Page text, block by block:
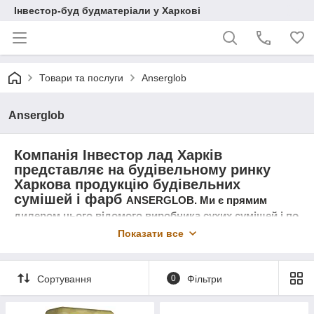
Інвестор-буд будматеріали у Харкові
Товари та послуги Anserglob
Anserglob
Компанія Інвестор лад Харків
представляє на будівельному ринку
Харкова продукцію будівельних
сумішей і фарб ANSERGLOB. Ми є прямим
дилером цього відомого виробника сухих сумішей і по
ANSERGLOB у нас завжди низька,
при необхідності підйом будь-яких строиматериалов
на поверхи.
Показати все
Сортування 0 Фільтри